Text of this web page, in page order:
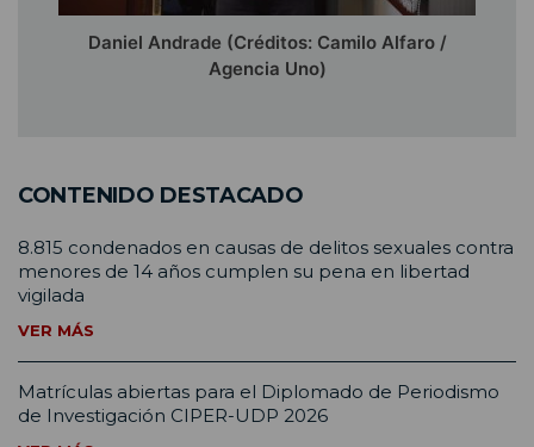
Daniel Andrade (Créditos: Camilo Alfaro /
Agencia Uno)
CONTENIDO DESTACADO
8.815 condenados en causas de delitos sexuales contra
menores de 14 años cumplen su pena en libertad
vigilada
VER MÁS
Matrículas abiertas para el Diplomado de Periodismo
de Investigación CIPER-UDP 2026